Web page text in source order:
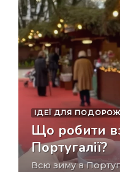
ІДЕЇ ​​ДЛЯ
Що робити
Португалії?
Всю зиму в Португалії приємна